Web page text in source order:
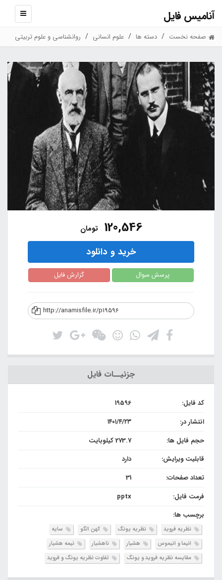
آنامیس فایل
نمایش
صفحه نخست دسته ها علوم انسانی روانشناسی و علوم تربیتی
120,546 تومان
خرید و دانلود
پرسش سوال گزارش فایل
http://anamisfile.ir/p19596
جزئیــات فایل
کد فایل:
19596
انتشار در:
۱۴۰۱/۴/۲۳
حجم فایل ها:
273.7 کیلوبایت
قابلیت ویرایش:
دارد
تعداد صفحات:
31
فرمت فایل:
pptx
برچسب ها:
نظریه فروید نظریه یونگ کهن الگو
سایه
انیما و انیموس
هشیار ناهشیار
نیمه هشیار
مقایسه نظریه فروید و یونگ
تفاوت نظریه یونگ و فروید